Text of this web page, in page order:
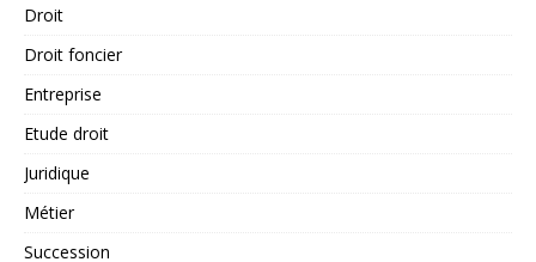
Droit
Droit foncier
Entreprise
Etude droit
Juridique
Métier
Succession